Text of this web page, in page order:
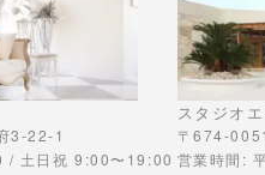
3-22-1
/ 土日祝 9:00〜19:00
スタジオ
〒674-
営業時間: